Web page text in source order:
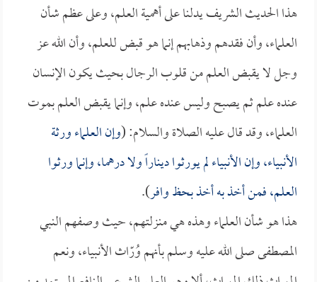
هذا الحديث الشريف يدلنا على أهمية العلم، وعلى عظم شأن
العلماء، وأن فقدهم وذهابهم إنما هو قبض للعلم، وأن الله عز
وجل لا يقبض العلم من قلوب الرجال بحيث يكون الإنسان
عنده علم ثم يصبح وليس عنده علم، وإنما يقبض العلم بموت
العلماء، وقد قال عليه الصلاة والسلام: (وإن العلماء ورثة
الأنبياء، وإن الأنبياء لم يورثوا ديناراً ولا درهما، وإنما ورثوا
العلم، فمن أخذ به أخذ بحظ وافر).
هذا هو شأن العلماء وهذه هي منزلتهم، حيث وصفهم النبي
المصطفى صلى الله عليه وسلم بأنهم وُرّاث الأنبياء، ونعم